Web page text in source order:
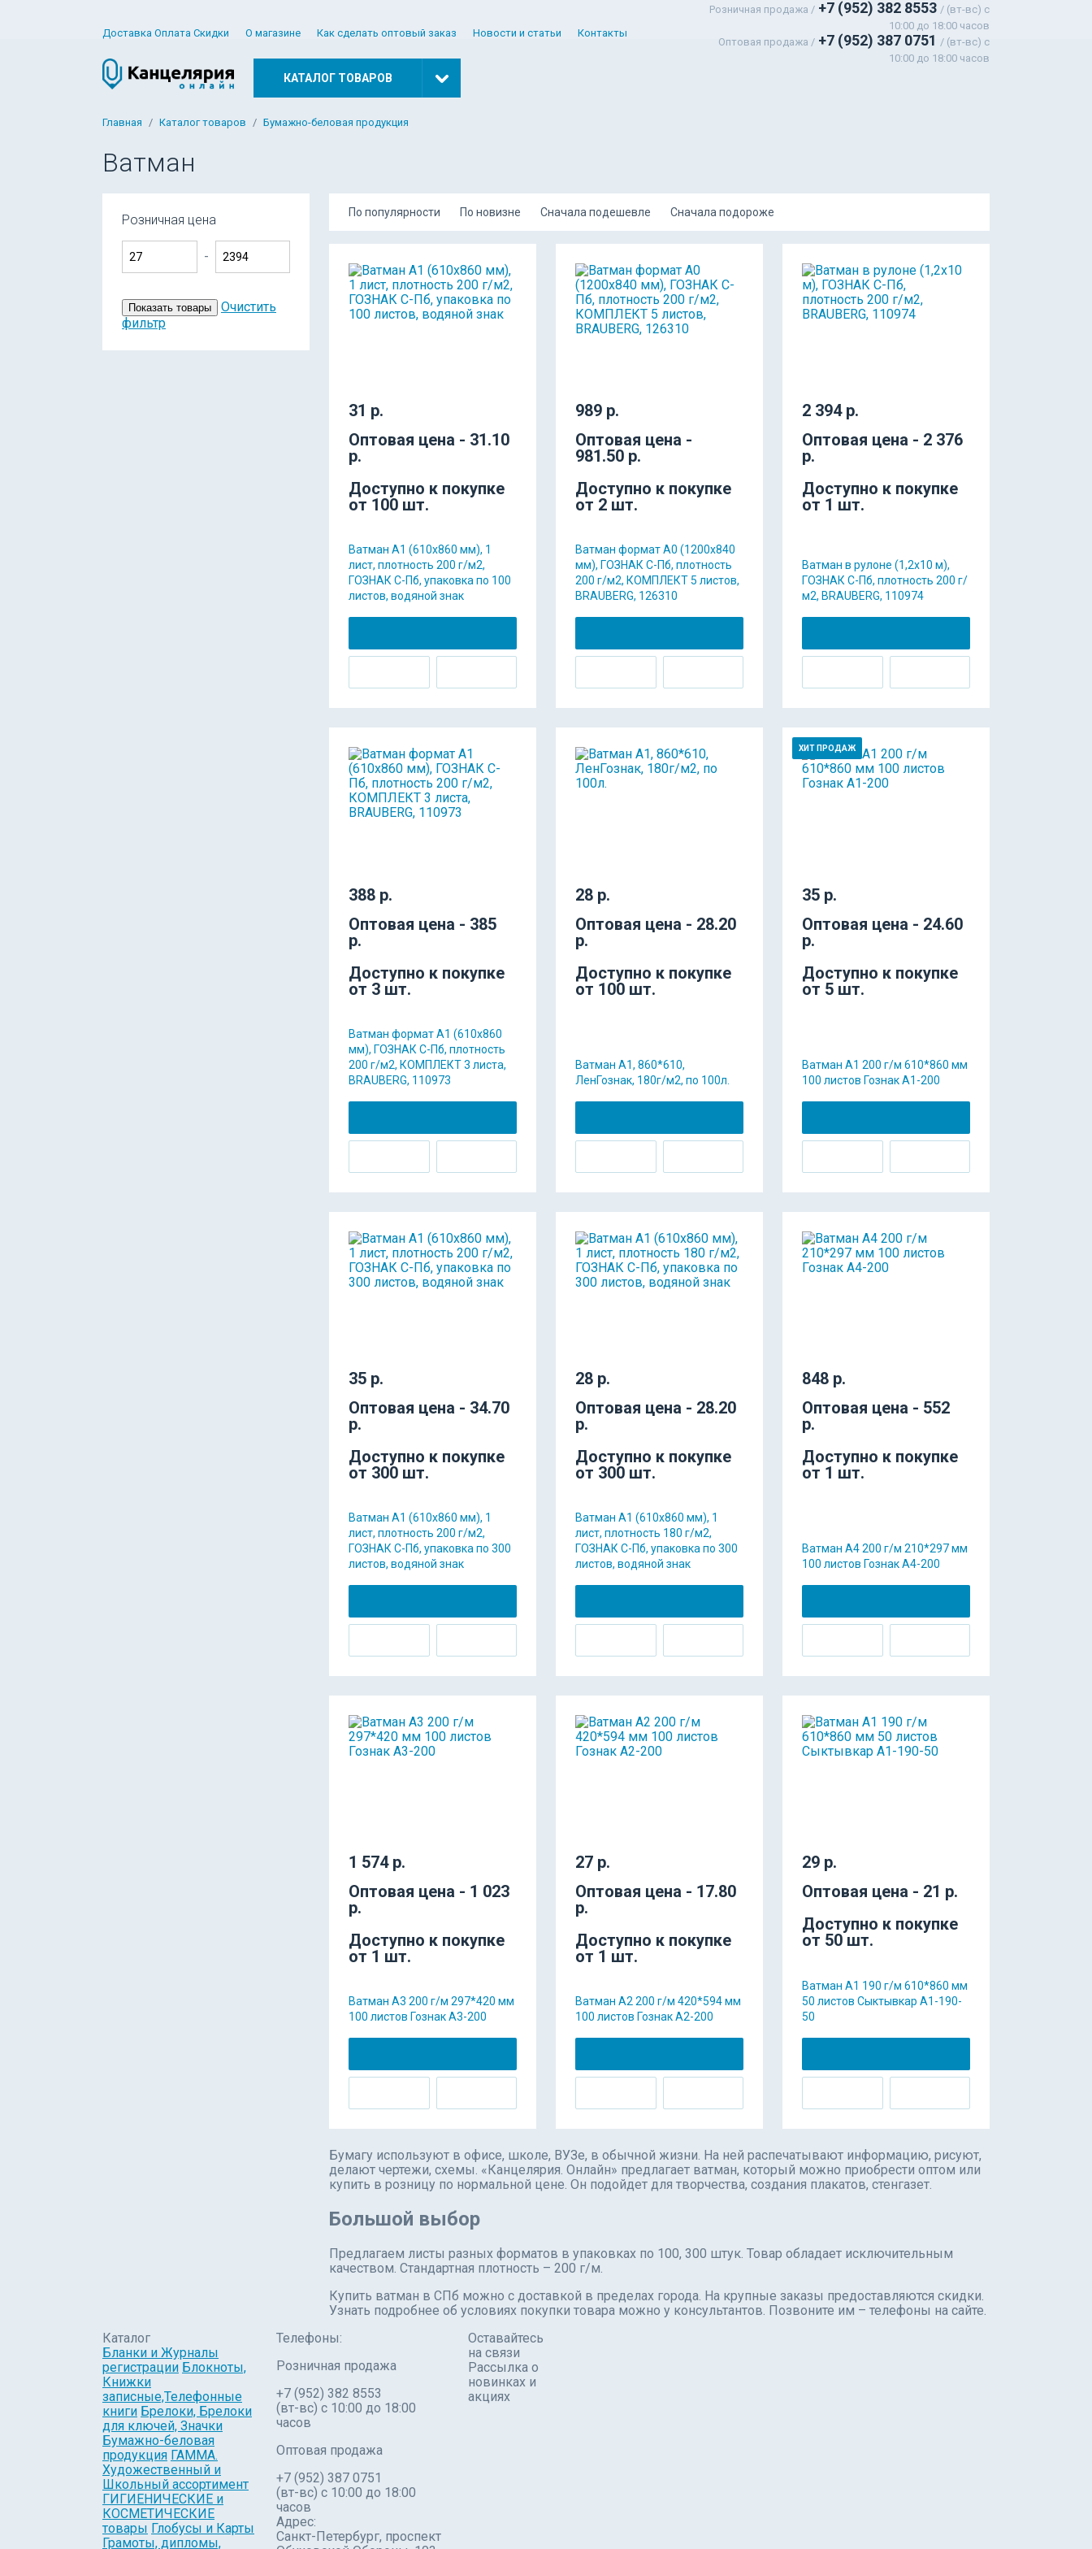
Доставка Оплата Скидки О магазине Как сделать оптовый заказ Новости и статьи Контакты
Розничная продажа / +7 (952) 382 8553 / (вт-вс) c
10:00 до 18:00 часов
Оптовая продажа / +7 (952) 387 0751 / (вт-вс) с
10:00 до 18:00 часов
КАТАЛОГ ТОВАРОВ
Главная Каталог товаров Бумажно-беловая продукция
Ватман
Розничная цена
-
Показать товары
Очистить
фильтр
По популярности По новизне Сначала подешевле Сначала подороже
31 р.
Оптовая цена - 31.10
р.
Доступно к покупке
от 100 шт.
Ватман А1 (610х860 мм), 1
лист, плотность 200 г/м2,
ГОЗНАК С-Пб, упаковка по 100
листов, водяной знак
989 р.
Оптовая цена -
981.50 р.
Доступно к покупке
от 2 шт.
Ватман формат А0 (1200х840
мм), ГОЗНАК С-Пб, плотность
200 г/м2, КОМПЛЕКТ 5 листов,
BRAUBERG, 126310
2 394 р.
Оптовая цена - 2 376
р.
Доступно к покупке
от 1 шт.
Ватман в рулоне (1,2x10 м),
ГОЗНАК С-Пб, плотность 200 г/
м2, BRAUBERG, 110974
388 р.
Оптовая цена - 385
р.
Доступно к покупке
от 3 шт.
Ватман формат А1 (610х860
мм), ГОЗНАК С-Пб, плотность
200 г/м2, КОМПЛЕКТ 3 листа,
BRAUBERG, 110973
28 р.
Оптовая цена - 28.20
р.
Доступно к покупке
от 100 шт.
Ватман А1, 860*610,
ЛенГознак, 180г/м2, по 100л.
35 р.
Оптовая цена - 24.60
р.
Доступно к покупке
от 5 шт.
Ватман А1 200 г/м 610*860 мм
100 листов Гознак А1-200
ХИТ ПРОДАЖ
35 р.
Оптовая цена - 34.70
р.
Доступно к покупке
от 300 шт.
Ватман А1 (610х860 мм), 1
лист, плотность 200 г/м2,
ГОЗНАК С-Пб, упаковка по 300
листов, водяной знак
28 р.
Оптовая цена - 28.20
р.
Доступно к покупке
от 300 шт.
Ватман А1 (610х860 мм), 1
лист, плотность 180 г/м2,
ГОЗНАК С-Пб, упаковка по 300
листов, водяной знак
848 р.
Оптовая цена - 552
р.
Доступно к покупке
от 1 шт.
Ватман А4 200 г/м 210*297 мм
100 листов Гознак А4-200
1 574 р.
Оптовая цена - 1 023
р.
Доступно к покупке
от 1 шт.
Ватман А3 200 г/м 297*420 мм
100 листов Гознак А3-200
27 р.
Оптовая цена - 17.80
р.
Доступно к покупке
от 1 шт.
Ватман А2 200 г/м 420*594 мм
100 листов Гознак А2-200
29 р.
Оптовая цена - 21 р.
Доступно к покупке
от 50 шт.
Ватман А1 190 г/м 610*860 мм
50 листов Сыктывкар А1-190-
50
Бумагу используют в офисе, школе, ВУЗе, в обычной жизни. На ней распечатывают информацию, рисуют,
делают чертежи, схемы. «Канцелярия. Онлайн» предлагает ватман, который можно приобрести оптом или
купить в розницу по нормальной цене. Он подойдет для творчества, создания плакатов, стенгазет.
Большой выбор
Предлагаем листы разных форматов в упаковках по 100, 300 штук. Товар обладает исключительным
качеством. Стандартная плотность – 200 г/м.
Купить ватман в СПб можно с доставкой в пределах города. На крупные заказы предоставляются скидки.
Узнать подробнее об условиях покупки товара можно у консультантов. Позвоните им – телефоны на сайте.
Каталог
Бланки и Журналы
регистрации Блокноты,
Книжки
записные,Телефонные
книги Брелоки, Брелоки
для ключей, Значки
Бумажно-беловая
продукция ГАММА.
Художественный и
Школьный ассортимент
ГИГИЕНИЧЕСКИЕ и
КОСМЕТИЧЕСКИЕ
товары Глобусы и Карты
Грамоты, дипломы,
Телефоны:
Розничная продажа
+7 (952) 382 8553
(вт-вс) c 10:00 до 18:00
часов
Оптовая продажа
+7 (952) 387 0751
(вт-вс) с 10:00 до 18:00
часов
Адрес:
Санкт-Петербург, проспект
Оставайтесь
на связи
Рассылка о
новинках и
акциях